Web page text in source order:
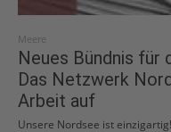
Meere
Neues Bündnis für
Das Netzwerk
Arbeit auf
Unsere Nordsee ist